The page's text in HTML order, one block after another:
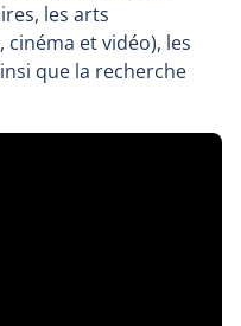
les arts
et vidéo), les
que la recherche